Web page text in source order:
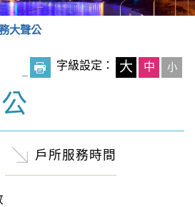
大聲公
字級設定： 大 中 小
戶所服務時間